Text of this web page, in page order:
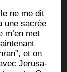
ne me dit
une sacrée
m’en met
et on
Jeru­sa­